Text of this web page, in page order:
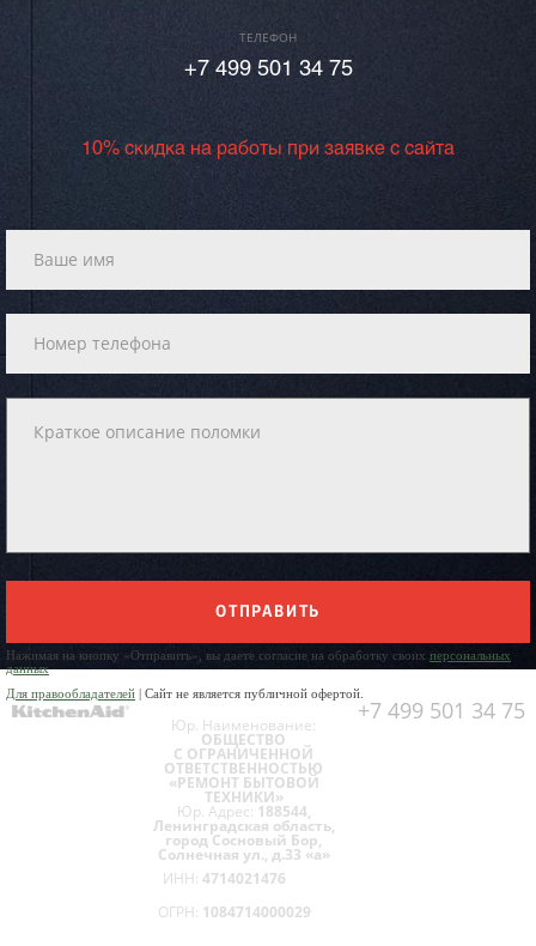
ТЕЛЕФОН
+7 499 501 34 75
10% скидка на работы при заявке с сайта
ОТПРАВИТЬ
Нажимая на кнопку «Отправить», вы даете согласие на обработку своих персональных
данных
Для правообладателей | Сайт не является публичной офертой.
+7 499 501 34 75
Юр. Наименование:
ОБЩЕСТВО
С ОГРАНИЧЕННОЙ
ОТВЕТСТВЕННОСТЬЮ
«РЕМОНТ БЫТОВОЙ
ТЕХНИКИ»
Юр. Адрес: 188544,
Ленинградская область,
город Сосновый Бор,
Солнечная ул., д.33 «а»
ИНН: 4714021476
ОГРН: 1084714000029